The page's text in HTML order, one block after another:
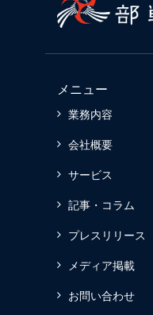
メニュー
業務内容
会社概要
サービス
記事・コラム
プレスリリース
メディア掲載
お問い合わせ